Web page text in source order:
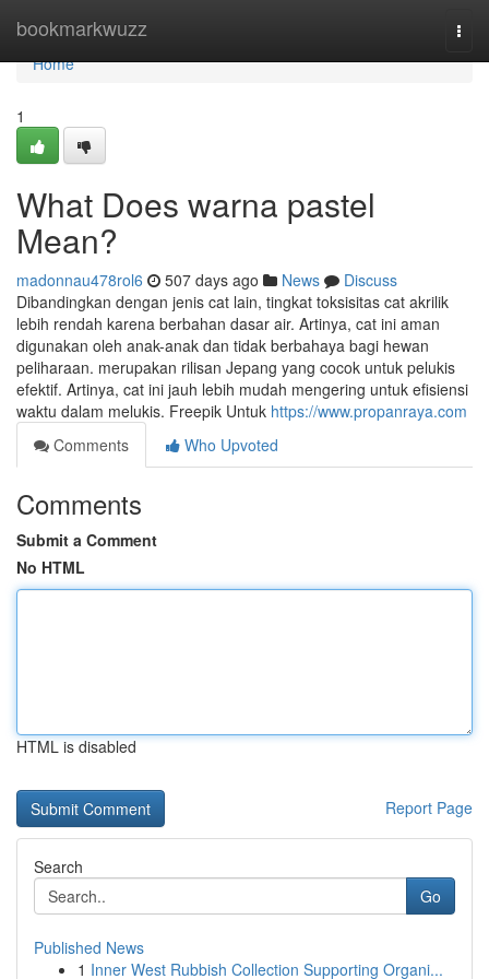
bookmarkwuzz
Home
Home
1
What Does warna pastel
Mean?
madonnau478rol6 507 days ago News
Discuss
Dibandingkan dengan jenis cat lain, tingkat toksisitas cat akrilik
lebih rendah karena berbahan dasar air. Artinya, cat ini aman
digunakan oleh anak-anak dan tidak berbahaya bagi hewan
peliharaan. merupakan rilisan Jepang yang cocok untuk pelukis
efektif. Artinya, cat ini jauh lebih mudah mengering untuk efisiensi
waktu dalam melukis. Freepik Untuk https://www.propanraya.com
Comments
Who Upvoted
Comments
Submit a Comment
No HTML
HTML is disabled
Report Page
Search
Go
Published News
1 Inner West Rubbish Collection Supporting Organi...